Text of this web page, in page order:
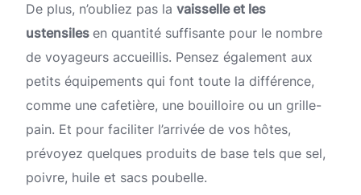
De plus, n’oubliez pas la vaisselle et les
ustensiles en quantité suffisante pour le nombre
de voyageurs accueillis. Pensez également aux
petits équipements qui font toute la différence,
comme une cafetière, une bouilloire ou un grille-
pain. Et pour faciliter l’arrivée de vos hôtes,
prévoyez quelques produits de base tels que sel,
poivre, huile et sacs poubelle.